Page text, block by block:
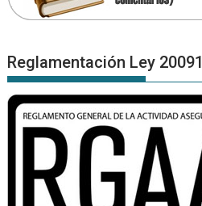
Reglamentación Ley 20091